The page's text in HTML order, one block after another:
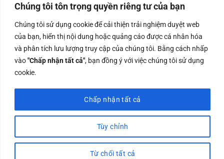
Chúng tôi tôn trọng quyền riêng tư của bạn
Chúng tôi sử dụng cookie để cải thiện trải nghiệm duyệt web
của bạn, hiển thị nội dung hoặc quảng cáo được cá nhân hóa
và phân tích lưu lượng truy cập của chúng tôi. Bằng cách nhấp
vào"Chấp nhận tất cả", bạn đồng ý với việc chúng tôi sử dụng
cookie.
Tùy chỉnh
Từ chối tất cả
Chấp nhận tất cả
Công ty TNHH Nam Bình Xương - Số ĐKKD: 0108783483
cấp ngày 14/06/2019 bởi Sở Kế Hoạch và Đầu Tư Tp. Hà
Nội
Copyrights @2023 Nam Binh Xuong. All Rights Reserved